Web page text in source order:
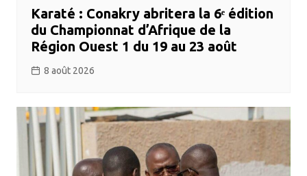
Karaté : Conakry abritera la 6ᵉ édition
du Championnat d’Afrique de la
Région Ouest 1 du 19 au 23 août
8 août 2026